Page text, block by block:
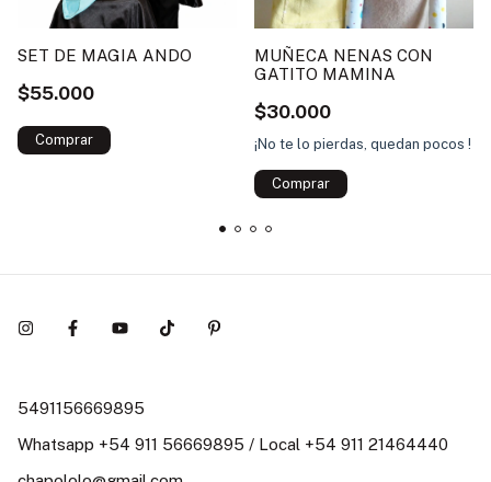
SET DE MAGIA ANDO
$55.000
MUÑECA NENAS CON
GATITO MAMINA
$30.000
¡No te lo pierdas, quedan pocos !
Comprar
5491156669895
Whatsapp +54 911 56669895 / Local +54 911 21464440